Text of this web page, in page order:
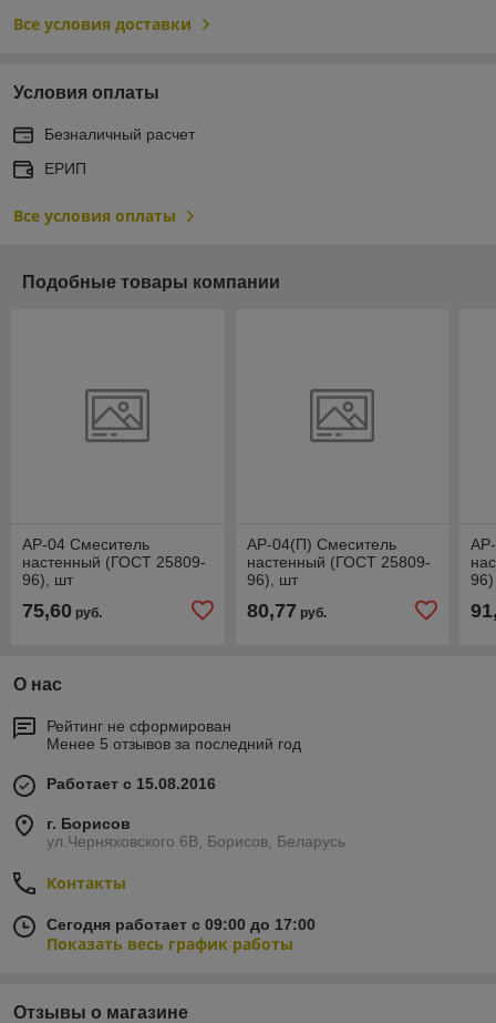
Все условия доставки
Условия оплаты
Безналичный расчет
ЕРИП
Все условия оплаты
Подобные товары компании
АР-04 Смеситель
настенный (ГОСТ 25809-
96), шт
75,60 руб.
АР-04(П) Смеситель
настенный (ГОСТ 25809-
96), шт
80,77 руб.
О нас
Рейтинг не сформирован
Менее 5 отзывов за последний год
Работает с 15.08.2016
г. Борисов
ул.Черняховского 6В, Борисов, Беларусь
Контакты
Сегодня работает с 09:00 до 17:00
Показать весь график работы
Отзывы о магазине